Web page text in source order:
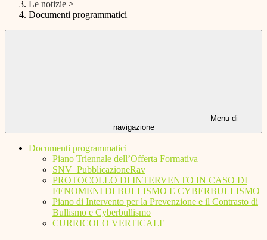
Le notizie >
Documenti programmatici
Menu di
navigazione
Documenti programmatici
Piano Triennale dell’Offerta Formativa
SNV_PubblicazioneRav
PROTOCOLLO DI INTERVENTO IN CASO DI
FENOMENI DI BULLISMO E CYBERBULLISMO
Piano di Intervento per la Prevenzione e il Contrasto di
Bullismo e Cyberbullismo
CURRICOLO VERTICALE